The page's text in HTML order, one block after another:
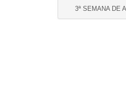
3ª SEMANA DE